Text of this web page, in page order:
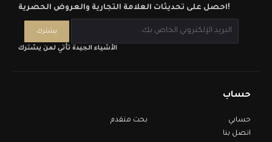
احصل على تحديثات العلامة التجارية والعروض الحصرية!
الأشياء الجيدة تأتي لمن يشترك
حساب
حسابي
اتصل بنا
بحث متقدم